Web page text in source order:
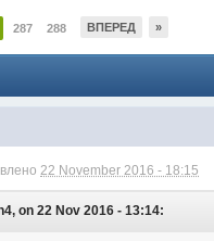
287 288 ВПЕРЕД »
22 November 2016 - 18:15
on 22 Nov 2016 - 13:14: